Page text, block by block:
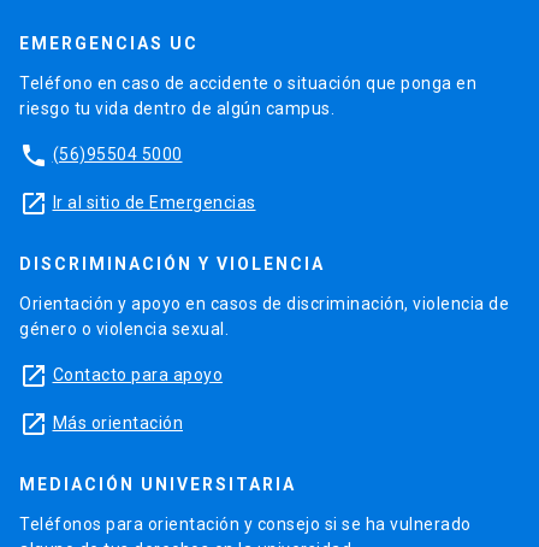
EMERGENCIAS UC
Teléfono en caso de accidente o situación que ponga en
riesgo tu vida dentro de algún campus.
phone (56)95504 5000
launch Ir al sitio de Emergencias
DISCRIMINACIÓN Y VIOLENCIA
Orientación y apoyo en casos de discriminación, violencia de
género o violencia sexual.
launch Contacto para apoyo
launch Más orientación
MEDIACIÓN UNIVERSITARIA
Teléfonos para orientación y consejo si se ha vulnerado